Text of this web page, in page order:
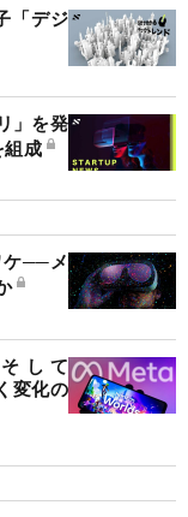
「デジ
」を発
組成
ケ──メ
して
変化の